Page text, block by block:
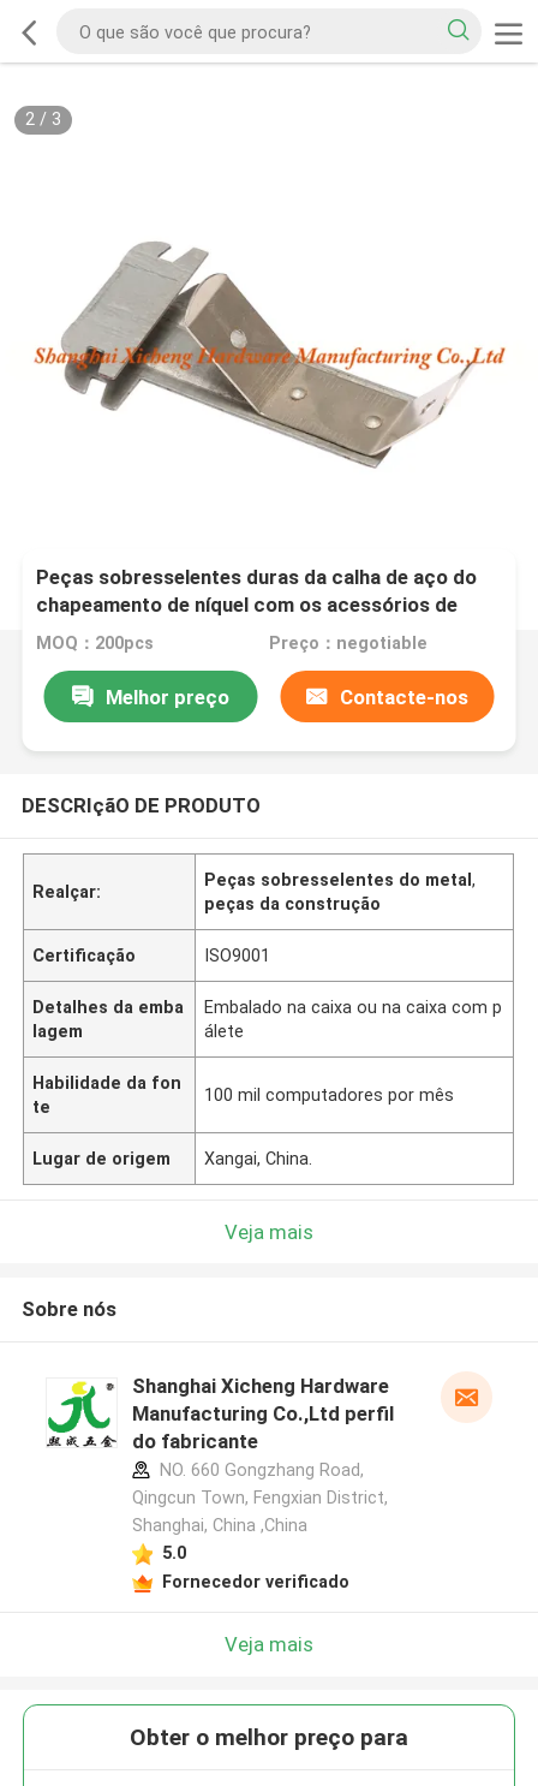
2/ 3
Peças sobresselentes duras da calha de aço do
chapeamento de níquel com os acessórios de
suspensão ajustáveis da mola
MOQ：200pcs Preço：negotiable
Melhor preço Contacte-nos
DESCRIçãO DE PRODUTO
Realçar:
Peças sobresselentes do metal,
peças da construção
Certificação ISO9001
Detalhes da emba
lagem
Embalado na caixa ou na caixa com p
álete
Habilidade da fon
te
100 mil computadores por mês
Lugar de origem Xangai, China.
Veja mais
Sobre nós
Shanghai Xicheng Hardware
Manufacturing Co.,Ltd perfil
do fabricante
NO. 660 Gongzhang Road,
Qingcun Town, Fengxian District,
Shanghai, China ,China
5.0
Fornecedor verificado
Veja mais
Obter o melhor preço para